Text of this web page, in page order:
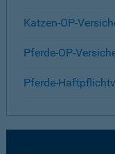
Katzen-OP-
Pferde-OP-
Pferde-